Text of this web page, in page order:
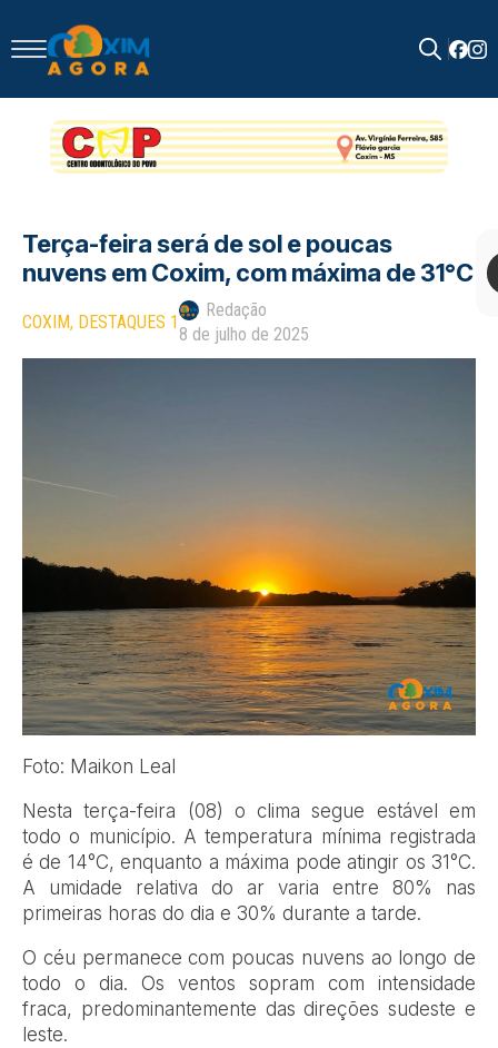
for:
Terça-feira será de sol e poucas
nuvens em Coxim, com máxima de 31°C
COXIM DESTAQUES 1
Redação
8 de julho de 2025
Foto: Maikon Leal
Nesta terça-feira (08) o clima segue estável em
todo o município. A temperatura mínima registrada
é de 14°C, enquanto a máxima pode atingir os 31°C.
A umidade relativa do ar varia entre 80% nas
primeiras horas do dia e 30% durante a tarde.
O céu permanece com poucas nuvens ao longo de
todo o dia. Os ventos sopram com intensidade
fraca, predominantemente das direções sudeste e
leste.